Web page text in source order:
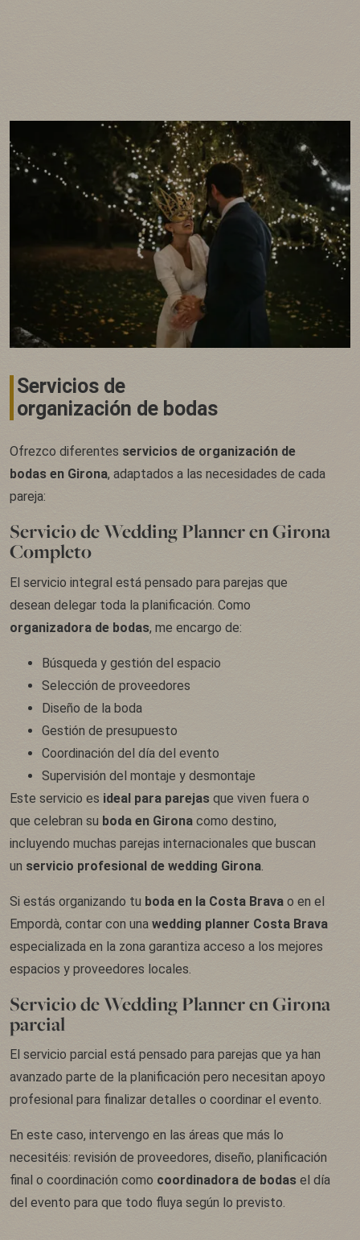
Servicios de
organización de bodas
Ofrezco diferentes servicios de organización de
bodas en Girona, adaptados a las necesidades de cada
pareja:
Servicio de Wedding Planner en Girona
Completo
El servicio integral está pensado para parejas que
desean delegar toda la planificación. Como
organizadora de bodas, me encargo de:
Búsqueda y gestión del espacio
Selección de proveedores
Diseño de la boda
Gestión de presupuesto
Coordinación del día del evento
Supervisión del montaje y desmontaje
Este servicio es ideal para parejas que viven fuera o
que celebran su boda en Girona como destino,
incluyendo muchas parejas internacionales que buscan
un servicio profesional de wedding Girona
Si estás organizando tu boda en la Costa Brava o en el
Empordà, contar con una wedding planner Costa Brava
especializada en la zona garantiza acceso a los mejores
espacios y proveedores locales.
Servicio de Wedding Planner en Girona
parcial
El servicio parcial está pensado para parejas que ya han
avanzado parte de la planificación pero necesitan apoyo
profesional para finalizar detalles o coordinar el evento.
En este caso, intervengo en las áreas que más lo
necesitéis: revisión de proveedores, diseño, planificación
final o coordinación como coordinadora de bodas el día
del evento para que todo fluya según lo previsto.